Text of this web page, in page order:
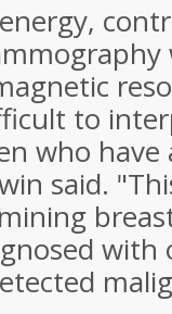
to
who
said.
with